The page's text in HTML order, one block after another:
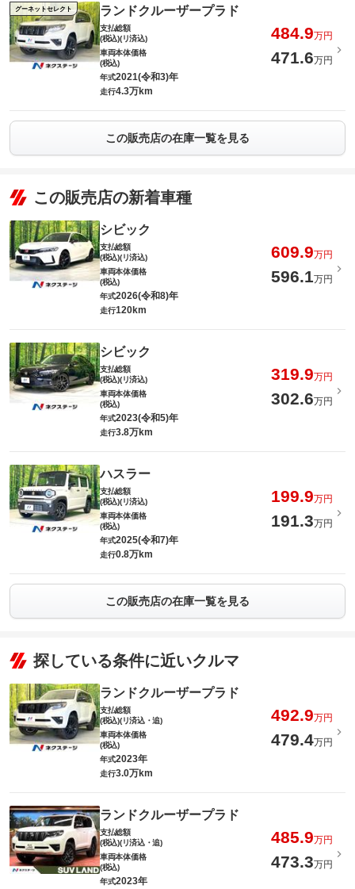
グーネットセレクト ランドクルーザープラド
支払総額
(税込)(リ済込)
484.9万円
車両本体価格
(税込)
471.6万円
年式2021(令和3)年
走行4.3万km
この販売店の在庫一覧を見る
この販売店の新着車種
シビック
支払総額
(税込)(リ済込)
609.9万円
車両本体価格
(税込)
596.1万円
年式2026(令和8)年
走行120km
シビック
支払総額
(税込)(リ済込)
319.9万円
車両本体価格
(税込)
302.6万円
年式2023(令和5)年
走行3.8万km
ハスラー
支払総額
(税込)(リ済込)
199.9万円
車両本体価格
(税込)
191.3万円
年式2025(令和7)年
走行0.8万km
この販売店の在庫一覧を見る
探している条件に近いクルマ
ランドクルーザープラド
支払総額
(税込)(リ済込・追)
492.9万円
車両本体価格
(税込)
479.4万円
年式2023年
走行3.0万km
ランドクルーザープラド
支払総額
(税込)(リ済込・追)
485.9万円
車両本体価格
(税込)
473.3万円
年式2023年